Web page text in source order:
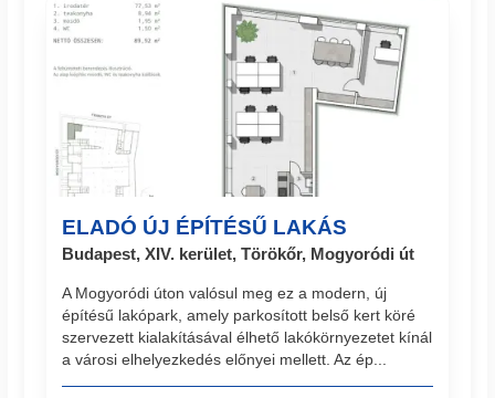
ELADÓ ÚJ ÉPÍTÉSŰ LAKÁS
Budapest, XIV. kerület, Törökőr, Mogyoródi út
A Mogyoródi úton valósul meg ez a modern, új
építésű lakópark, amely parkosított belső kert köré
szervezett kialakításával élhető lakókörnyezetet kínál
a városi elhelyezkedés előnyei mellett. Az ép...